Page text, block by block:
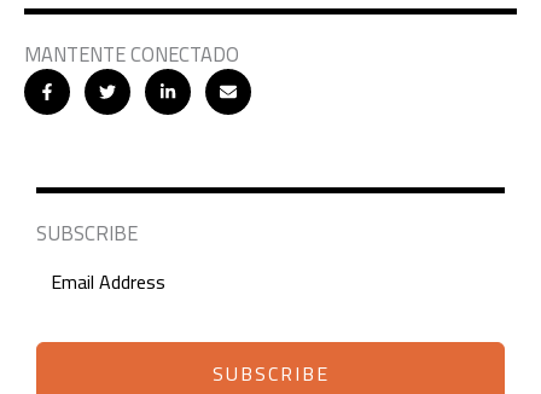
MANTENTE CONECTADO
SUBSCRIBE
SUBSCRIBE